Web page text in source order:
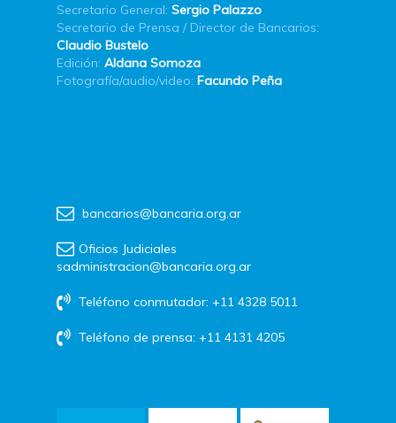
Secretario General: Sergio Palazzo
Secretario de Prensa / Director de Bancarios:
Claudio Bustelo
Edición: Aldana Somoza
Fotografía/audio/video: Facundo Peña
bancarios@bancaria.org.ar
Oficios Judiciales
sadministracion@bancaria.org.ar
Teléfono conmutador: +11 4328 5011
Teléfono de prensa: +11 4131 4205